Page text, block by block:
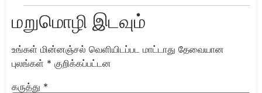
மறுமொழி இடவும்
உங்கள் மின்னஞ்சல் வெளியிடப்பட மாட்டாது தேவையான
புலங்கள் * குறிக்கப்பட்டன
கருத்து *